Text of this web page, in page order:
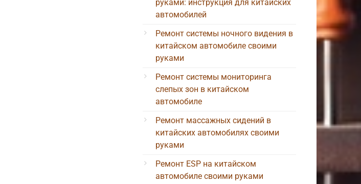
руками: инструкция для китайских
автомобилей
Ремонт системы ночного видения в
китайском автомобиле своими
руками
Ремонт системы мониторинга
слепых зон в китайском
автомобиле
Ремонт массажных сидений в
китайских автомобилях своими
руками
Ремонт ESP на китайском
автомобиле своими руками